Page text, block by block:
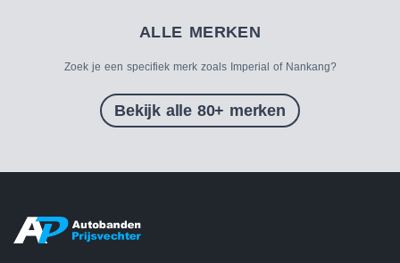
ALLE MERKEN
Zoek je een specifiek merk zoals Imperial of Nankang?
Bekijk alle 80+ merken